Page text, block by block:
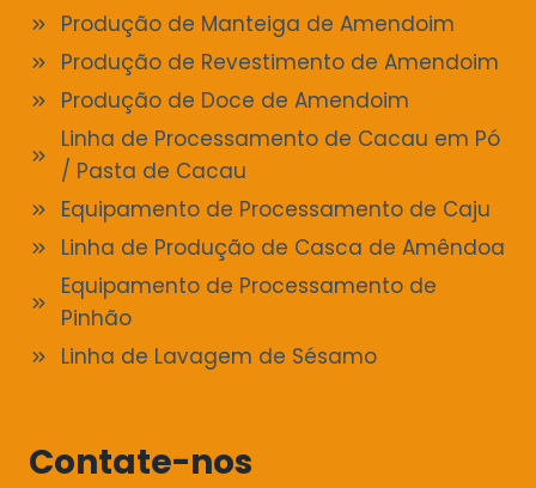
Produção de Manteiga de Amendoim
Produção de Revestimento de Amendoim
Produção de Doce de Amendoim
Linha de Processamento de Cacau em Pó
/ Pasta de Cacau
Equipamento de Processamento de Caju
Linha de Produção de Casca de Amêndoa
Equipamento de Processamento de
Pinhão
Linha de Lavagem de Sésamo
Contate-nos